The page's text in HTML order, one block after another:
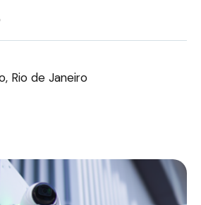
Rio de Janeiro